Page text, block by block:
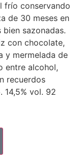
frío conservando
de 30 meses en
sazonadas.
con chocolate,
y mermelada de
entre alcohol,
recuerdos
14,5% vol. 92